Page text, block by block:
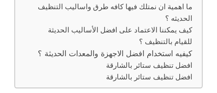
ما اهمية ان نمتلك فيها كافه طرق واساليب التنظيف
الحديثه ؟
كيف يمكننا الاعتماد على افضل الأساليب الحديثة
للقيام بالتنظيف ؟
كيفيه استخدام افضل الاجهزة والمعدات الحديثة ؟
افضل تنظيف ستائر بالشارقة
افضل تنظيف ستائر بالشارقة